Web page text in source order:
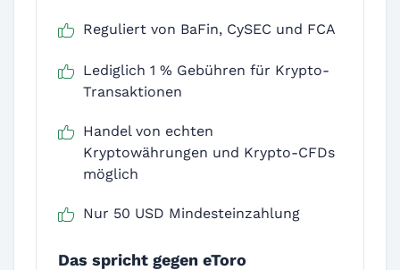
Reguliert von BaFin, CySEC und FCA
Lediglich 1 % Gebühren für Krypto-
Transaktionen
Handel von echten
Kryptowährungen und Krypto-CFDs
möglich
Nur 50 USD Mindesteinzahlung
Das spricht gegen eToro